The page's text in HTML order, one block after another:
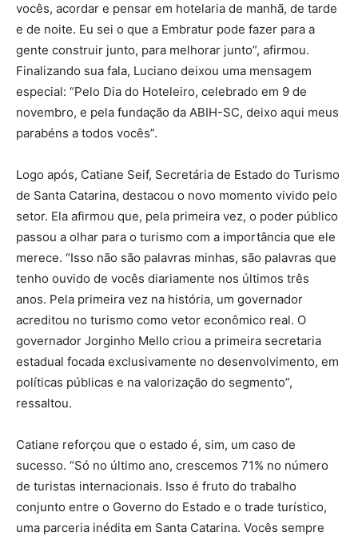
vocês, acordar e pensar em hotelaria de manhã, de tarde
e de noite. Eu sei o que a Embratur pode fazer para a
gente construir junto, para melhorar junto”, afirmou.
Finalizando sua fala, Luciano deixou uma mensagem
especial: “Pelo Dia do Hoteleiro, celebrado em 9 de
novembro, e pela fundação da ABIH-SC, deixo aqui meus
parabéns a todos vocês”.
Logo após, Catiane Seif, Secretária de Estado do Turismo
de Santa Catarina, destacou o novo momento vivido pelo
setor. Ela afirmou que, pela primeira vez, o poder público
passou a olhar para o turismo com a importância que ele
merece. “Isso não são palavras minhas, são palavras que
tenho ouvido de vocês diariamente nos últimos três
anos. Pela primeira vez na história, um governador
acreditou no turismo como vetor econômico real. O
governador Jorginho Mello criou a primeira secretaria
estadual focada exclusivamente no desenvolvimento, em
políticas públicas e na valorização do segmento”,
ressaltou.
Catiane reforçou que o estado é, sim, um caso de
sucesso. “Só no último ano, crescemos 71% no número
de turistas internacionais. Isso é fruto do trabalho
conjunto entre o Governo do Estado e o trade turístico,
uma parceria inédita em Santa Catarina. Vocês sempre